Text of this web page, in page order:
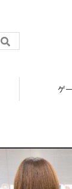
ゲ